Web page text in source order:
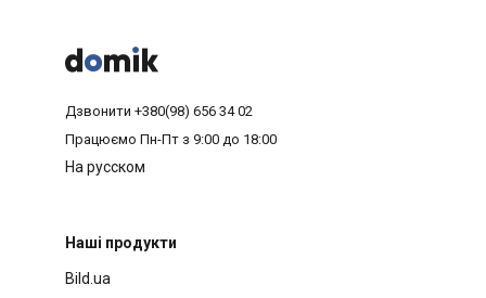



Дзвонити +380(98) 656 34 02
Працюємо Пн-Пт з 9:00 до 18:00
На русском
Наші продукти
Bild.ua